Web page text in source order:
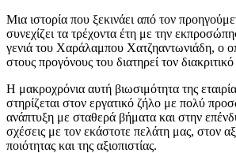
Μια ιστορία που ξεκινάει από τον
συνεχίζει τα τρέχοντα έτη με την
γενιά του Χαράλαμπου Χατζηαντωνιάδη, ο
στους προγόνους του διατηρεί τον διακριτικό
Η μακροχρόνια αυτή βιωσιμότητα της
στηρίζεται στον εργατικό ζήλο με πολύ
ανάπτυξη με σταθερά βήματα και στην
σχέσεις με τον εκάστοτε πελάτη μας, στον
ποιότητας και της αξιοπιστίας.